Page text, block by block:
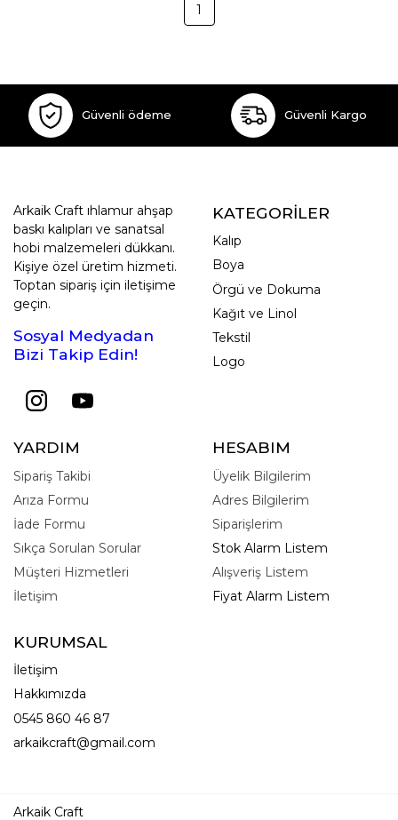
1
Güvenli ödeme Güvenli Kargo
Arkaik Craft ıhlamur ahşap
baskı kalıpları ve sanatsal
hobi malzemeleri dükkanı.
Kişiye özel üretim hizmeti.
Toptan sipariş için iletişime
geçin.
Sosyal Medyadan
Bizi Takip Edin!
KATEGORİLER
Kalıp
Boya
Örgü ve Dokuma
Kağıt ve Linol
Tekstil
Logo
YARDIM
Sipariş Takibi
Arıza Formu
İade Formu
Sıkça Sorulan Sorular
Müşteri Hizmetleri
İletişim
HESABIM
Üyelik Bilgilerim
Adres Bilgilerim
Siparişlerim
Stok Alarm Listem
Alışveriş Listem
Fiyat Alarm Listem
KURUMSAL
İletişim
Hakkımızda
0545 860 46 87
arkaikcraft@gmail.com
Arkaik Craft